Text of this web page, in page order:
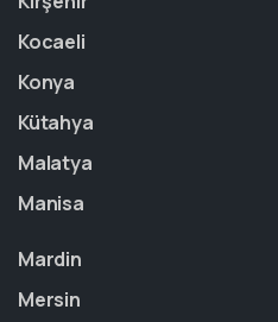
Kocaeli
Konya
Kütahya
Malatya
Manisa
Mardin
Mersin